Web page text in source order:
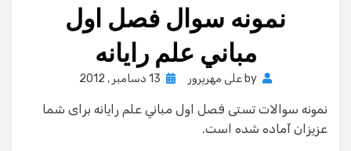
نمونه سوال فصل اول
مباني علم رايانه
by علی مهرپرور
Posted
13 دسامبر , 2012
نمونه سوالات تستی فصل اول مباني علم رايانه برای شما
عزیزان آماده شده است.